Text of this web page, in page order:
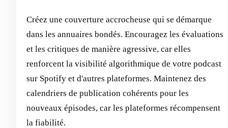
Créez une couverture accrocheuse qui se démarque
dans les annuaires bondés. Encouragez les évaluations
et les critiques de manière agressive, car elles
renforcent la visibilité algorithmique de votre podcast
sur Spotify et d'autres plateformes. Maintenez des
calendriers de publication cohérents pour les
nouveaux épisodes, car les plateformes récompensent
la fiabilité.